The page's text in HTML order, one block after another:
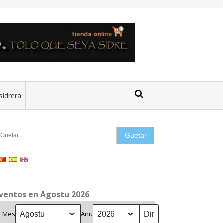
en Agostu 2026
Mes Añu